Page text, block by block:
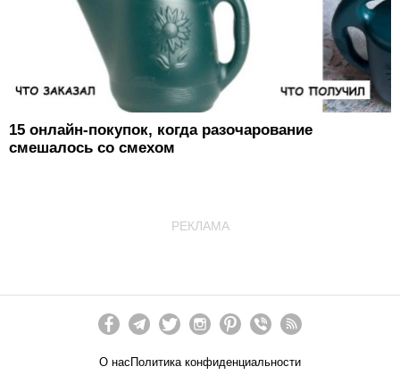
15 онлайн-покупок, когда разочарование
смешалось со смехом
РЕКЛАМА
О нас Политика конфиденциальности